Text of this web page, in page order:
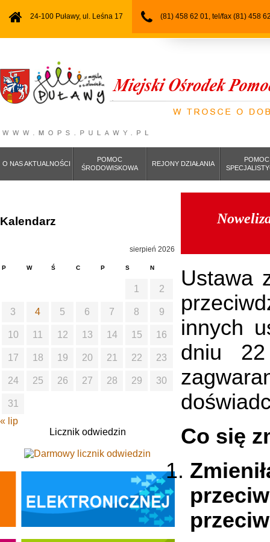
24-100 Puławy, ul. Leśna 17 (81) 458 62 01, tel/fax (81) 458
O NAS AKTUALNOŚCI
POMOC
ŚRODOWISKOWA
REJONY DZIAŁANIA
POMOC
Ustawa
innych
dniu
Co się
Kalendarz
sierpień 2026
P W Ś C P S N
1 2
3 4 5 6 7 8 9
10 11 12 13 14 15 16
17 18 19 20 21 22 23
24 25 26 27 28 29 30
31
« lip
Licznik odwiedzin